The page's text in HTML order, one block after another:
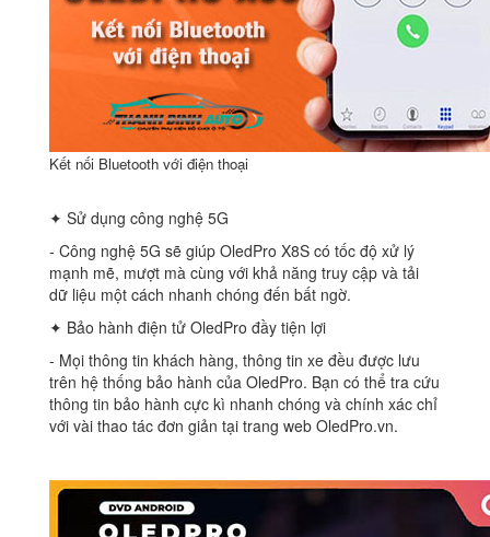
Kết nối Bluetooth với điện thoại
✦ Sử dụng công nghệ 5G
‐ Công nghệ 5G sẽ giúp OledPro X8S có tốc độ xử lý
mạnh mẽ, mượt mà cùng với khả năng truy cập và tải
dữ liệu một cách nhanh chóng đến bất ngờ.
✦ Bảo hành điện tử OledPro đầy tiện lợi
‐ Mọi thông tin khách hàng, thông tin xe đều được lưu
trên hệ thống bảo hành của OledPro. Bạn có thể tra cứu
thông tin bảo hành cực kì nhanh chóng và chính xác chỉ
với vài thao tác đơn giản tại trang web OledPro.vn.